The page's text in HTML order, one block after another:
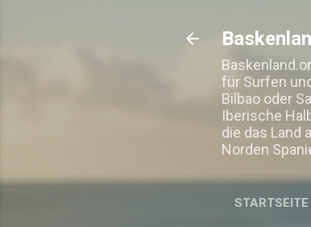
für Surfen
Bilbao oder
Iberische
die das Land
Norden
STARTSEITE